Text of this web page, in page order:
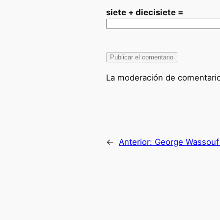
siete + diecisiete =
La moderación de
← Anterior: George